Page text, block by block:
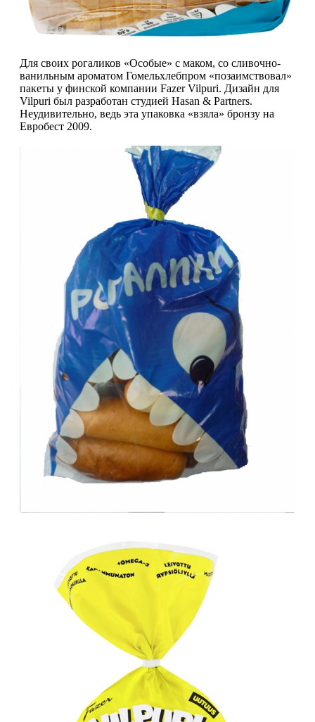
Для своих рогаликов «Особые» с маком, со сливочно-
ванильным ароматом Гомельхлебпром «позаимствовал»
пакеты у финской компании Fazer Vilpuri. Дизайн для
Vilpuri был разработан студией Hasan & Partners.
Неудивительно, ведь эта упаковка «взяла» бронзу на
Евробест 2009.